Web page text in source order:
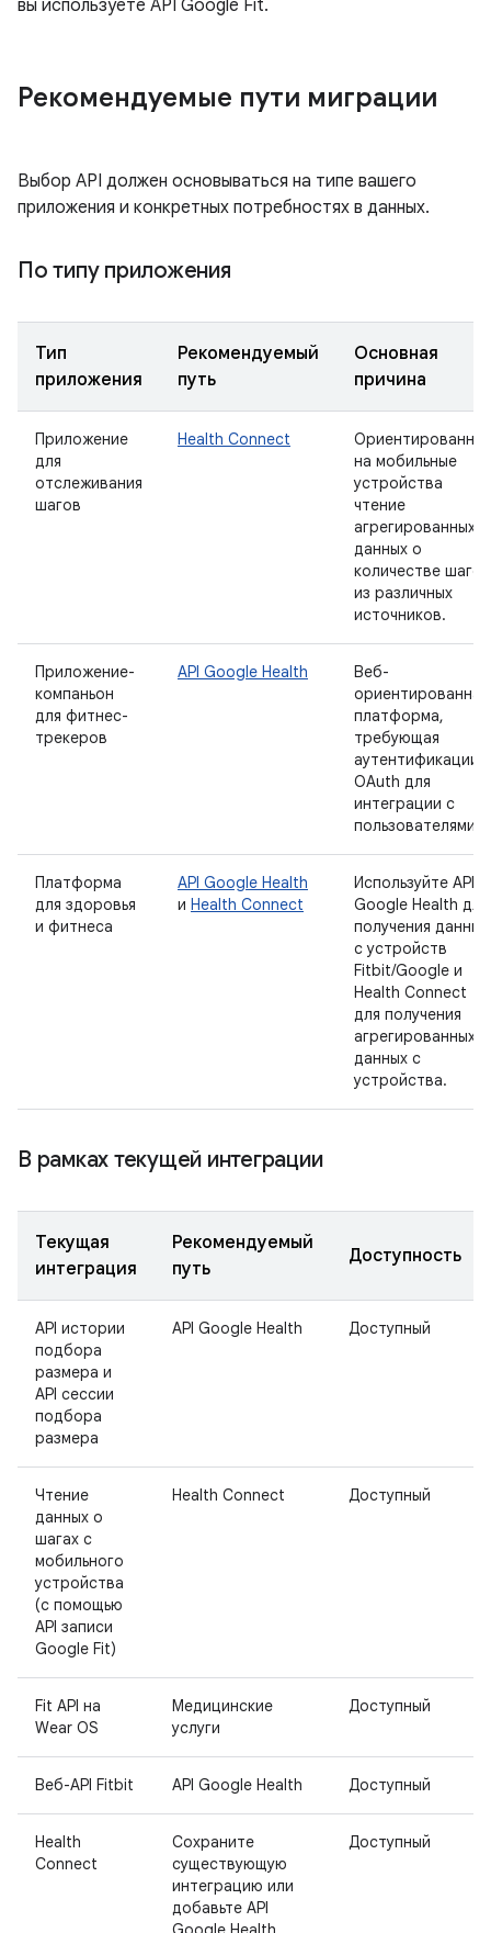
вы используете API Google Fit.
Рекомендуемые пути миграции
Выбор API должен основываться на типе вашего
приложения и конкретных потребностях в данных.
По типу приложения
Тип
приложения
Рекомендуемый
путь
Основная
причина
Приложение
для
отслеживания
шагов
Health Connect
на мобильные
устройства
чтение
агрегированных
данных о
количестве шагов
из различных
источников.
Приложение-
компаньон
для фитнес-
трекеров
API Google Health
Веб-
ориентированная
платформа,
требующая
аутентификации
OAuth для
интеграции с
пользователями.
Платформа
для здоровья
и фитнеса
API Google Health
и Health Connect
Используйте API
Google Health для
получения данных
с устройств
Fitbit/Google и
Health Connect
для получения
агрегированных
данных с
устройства.
В рамках текущей интеграции
Текущая
интеграция
Рекомендуемый
путь
Доступность
API истории
подбора
размера и
API сессии
подбора
размера
API Google Health Доступный
Чтение
данных о
шагах с
мобильного
устройства
(с помощью
API записи
Google Fit)
Health Connect Доступный
Fit API на
Wear OS
Медицинские
услуги
Доступный
Веб-API Fitbit API Google Health Доступный
Health
Connect
Сохраните
существующую
интеграцию или
добавьте API
Доступный